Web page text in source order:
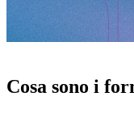
Cosa sono i